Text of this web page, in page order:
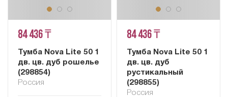
84 436 ₸
Тумба Nova Lite 50 1
дв. цв. дуб рошелье
(298854)
Россия
84 436 ₸
Тумба Nova Lite 50 1
дв. цв. дуб
рустикальный
(298855)
Россия